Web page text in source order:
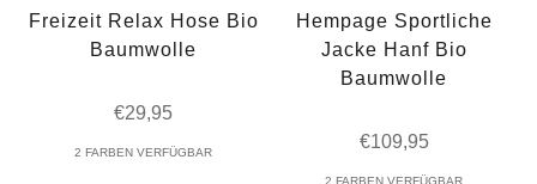
Freizeit Relax Hose Bio
Baumwolle
Angebot
€29,95
2 FARBEN VERFÜGBAR
Hempage Sportliche
Jacke Hanf Bio
Baumwolle
Angebot
€109,95
2 FARBEN VERFÜGBAR